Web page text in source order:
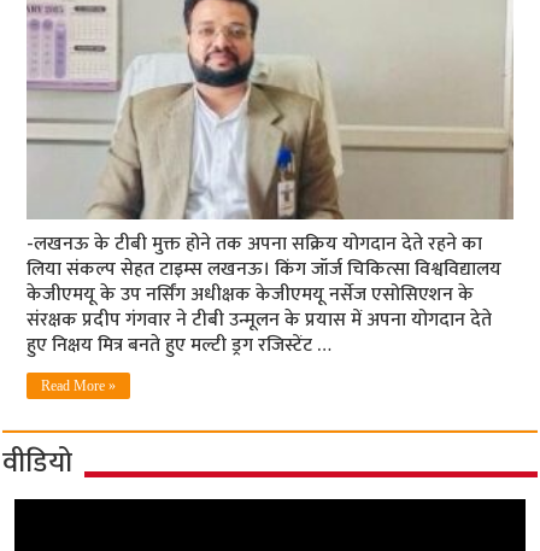
-लखनऊ के टीबी मुक्त होने तक अपना सक्रिय योगदान देते रहने का
लिया संकल्प सेहत टाइम्स लखनऊ। किंग जॉर्ज चिकित्सा विश्वविद्यालय
केजीएमयू के उप नर्सिंग अधीक्षक केजीएमयू नर्सेज एसोसिएशन के
संरक्षक प्रदीप गंगवार ने टीबी उन्मूलन के प्रयास में अपना योगदान देते
हुए निक्षय मित्र बनते हुए मल्टी ड्रग रजिस्टेंट …
Read More »
वीडियो